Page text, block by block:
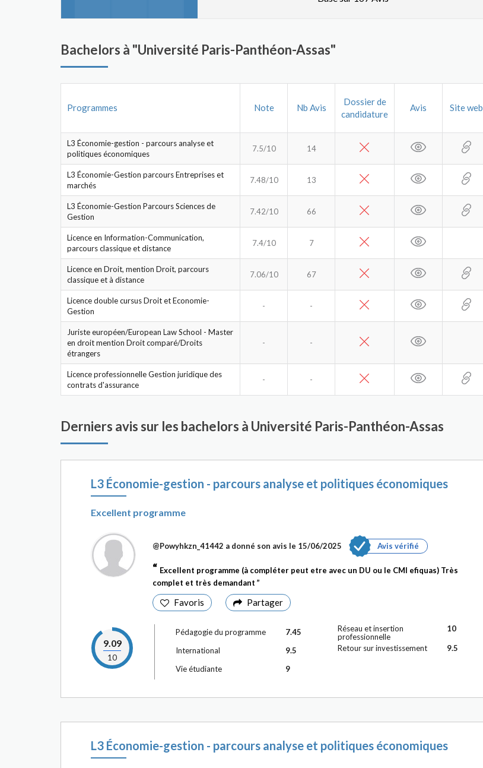
Bachelors à "Université Paris-Panthéon-Assas"
Programmes Note Nb Avis
Dossier de
candidature
Avis Site web
L3 Économie-gestion - parcours analyse et
politiques économiques
7.5/10 14
L3 Économie-Gestion parcours Entreprises et
marchés
7.48/10 13
L3 Économie-Gestion Parcours Sciences de
Gestion
7.42/10 66
Licence en Information-Communication,
parcours classique et distance
7.4/10 7
Licence en Droit, mention Droit, parcours
classique et à distance
7.06/10 67
Licence double cursus Droit et Economie-
Gestion
- -
Juriste européen/European Law School - Master
en droit mention Droit comparé/Droits
étrangers
- -
Licence professionnelle Gestion juridique des
contrats d'assurance
- -
Derniers avis sur les bachelors à Université Paris-Panthéon-Assas
L3 Économie-gestion - parcours analyse et politiques économiques
Excellent programme
@Powyhkzn_41442 a donné son avis le 15/06/2025 Avis vérifié
Excellent programme (à compléter peut etre avec un DU ou le CMI efiquas) Très
complet et très demandant
Favoris Partager
9.09
10
Pédagogie du programme
7.45
International
9.5
Vie étudiante
9
Réseau et insertion
professionnelle
10
Retour sur investissement 9.5
L3 Économie-gestion - parcours analyse et politiques économiques